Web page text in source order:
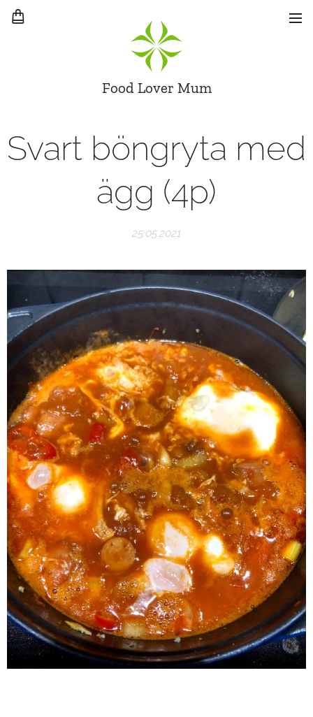
Food Lover Mum
Svart böngryta med
ägg (4p)
25.05.2021